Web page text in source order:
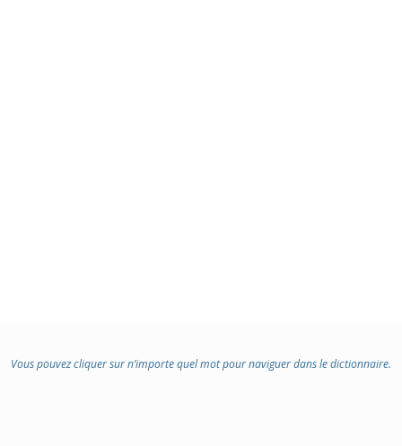
Vous pouvez cliquer sur n’importe quel mot pour naviguer dans le dictionnaire.